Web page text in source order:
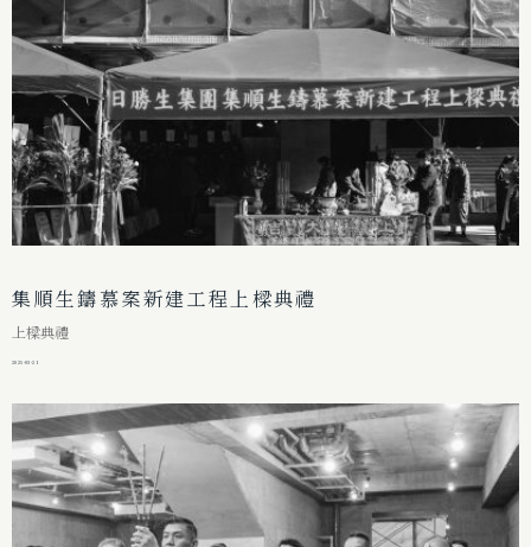
集順生鑄慕案新建工程上樑典禮
上樑典禮
2025-03-21